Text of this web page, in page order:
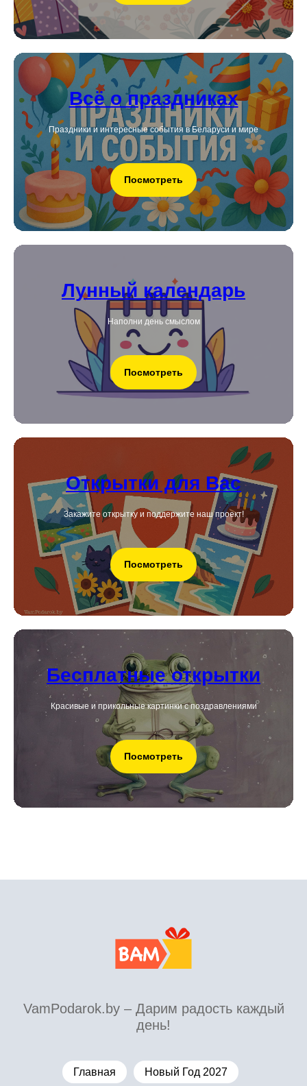
Всё о праздниках
Праздники и интересные события в Беларуси и мире
Посмотреть
Лунный календарь
Наполни день смыслом
Посмотреть
Открытки для Вас
Закажите открытку и поддержите наш проект!
Посмотреть
Бесплатные открытки
Красивые и прикольные картинки с поздравлениями
Посмотреть
VamPodarok.by – Дарим радость каждый
день!
Главная Новый Год 2027